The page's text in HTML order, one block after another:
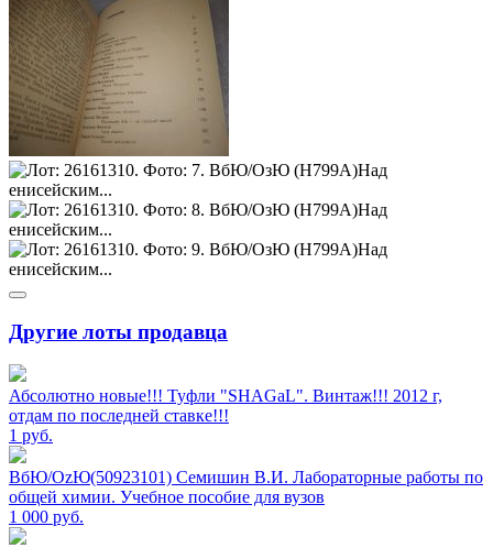
Другие лоты продавца
Абсолютно новые!!! Туфли "SHAGаL". Винтаж!!! 2012 г,
отдам по последней ставке!!!
1 руб.
ВбЮ/OzЮ(50923101) Семишин В.И. Лабораторные работы по
общей химии. Учебное пособие для вузов
1 000 руб.